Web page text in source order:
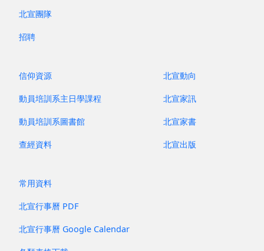
北宣團隊
招聘
信仰資源
動員培訓系主日學課程
動員培訓系圖書館
查經資料
北宣動向
北宣家訊
北宣家書
北宣出版
常用資料
北宣行事曆 PDF
北宣行事曆 Google Calendar